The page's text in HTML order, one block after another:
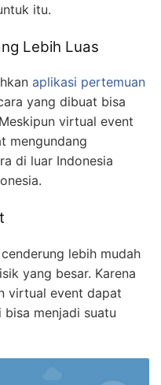
itu.
Lebih Luas
aplikasi pertemuan
yang dibuat bisa
virtual event
mengundang
di luar Indonesia
lebih mudah
yang besar. Karena
virtual event dapat
menjadi suatu